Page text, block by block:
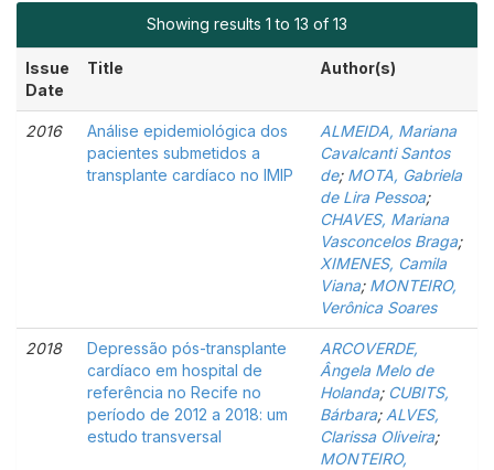
Showing results 1 to 13 of 13
Issue
Date
Title Author(s)
2016
Análise epidemiológica dos
pacientes submetidos a
transplante cardíaco no IMIP
ALMEIDA, Mariana
Cavalcanti Santos
de; MOTA, Gabriela
de Lira Pessoa;
CHAVES, Mariana
Vasconcelos Braga;
XIMENES, Camila
Viana; MONTEIRO,
Verônica Soares
2018
Depressão pós-transplante
cardíaco em hospital de
referência no Recife no
período de 2012 a 2018: um
estudo transversal
ARCOVERDE,
Ângela Melo de
Holanda; CUBITS,
Bárbara; ALVES,
Clarissa Oliveira;
MONTEIRO,